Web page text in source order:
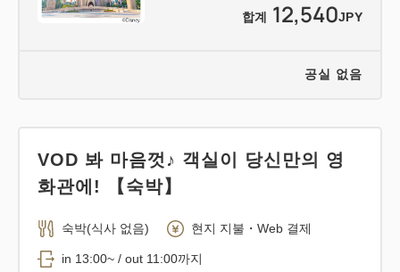
합계 12,540JPY
공실 없음
VOD 봐 마음껏♪ 객실이 당신만의 영
화관에! 【숙박】
숙박(식사 없음) 현지 지불・Web 결제
in 13:00~ / out 11:00까지